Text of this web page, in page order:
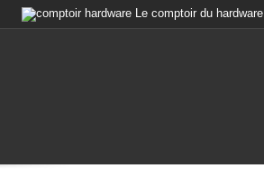
Le comptoir du hardware